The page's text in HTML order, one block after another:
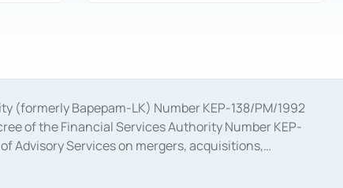
(formerly Bapepam-LK) Number KEP-138/PM/1992
of the Financial Services Authority Number KEP-
Advisory Services on mergers, acquisitions,
28, 2014, a business license as a provider of